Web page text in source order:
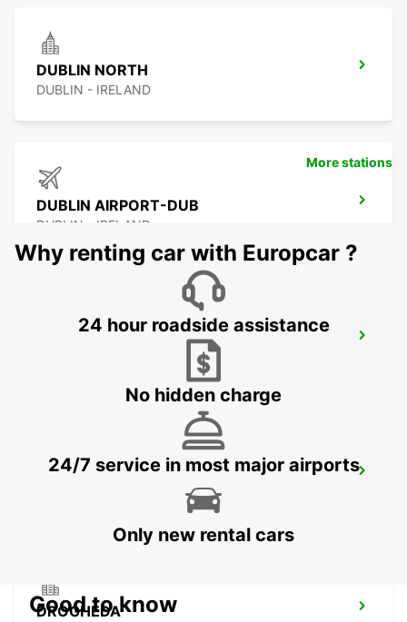
DUBLIN NORTH
DUBLIN - IRELAND
DUBLIN AIRPORT-DUB
DUBLIN - IRELAND
NAAS
DROGHEDA
More stations
Why renting car with Europcar ?
24 hour roadside assistance
No hidden charge
24/7 service in most major airports
Only new rental cars
Good to know